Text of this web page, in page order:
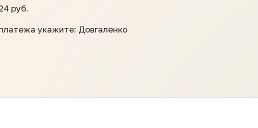
руб.
укажите: Довгаленко